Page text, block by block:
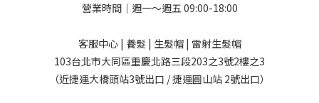
營業時間｜週一～週五 09:00-18:00
客服中心 | 養髮 | 生髮帽 | 雷射生髮帽
103台北市大同區重慶北路三段203之3號2樓之3
（近捷運大橋頭站3號出口 / 捷運圓山站 2號出口）